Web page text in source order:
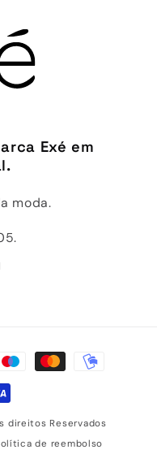
Exé em
moda.
direitos Reservados
de reembolso